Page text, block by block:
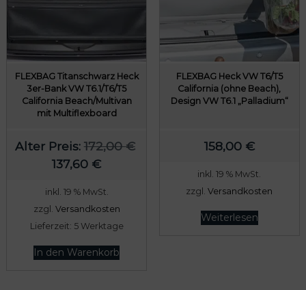
P
r
e
i
s
a
r
1
7
2
,
s
:
1
7
,
0
€
.
P
e
i
s
a
:
2
5
8
s
i
s
FLEXBAG Titanschwarz Heck
3er-Bank VW T6.1/T6/T5
California Beach/Multivan
mit Multiflexboard
Alter Preis: 172,00€
U
s
p
ü
137,60 €A
t
u
l
inkl. 19 % MwSt.
zzgl. Versandkosten
Lieferzeit: 5 Werktage
In den Warenkorb
FLEXBAG Heck VW T6/T5
California (ohne Beach),
Design VW T6.1 „Palladium“
158,00 €
inkl. 19 % MwSt.
zzgl.Versandkosten
Weiterlesen